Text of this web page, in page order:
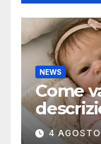
NEWS
Come
reborn
4